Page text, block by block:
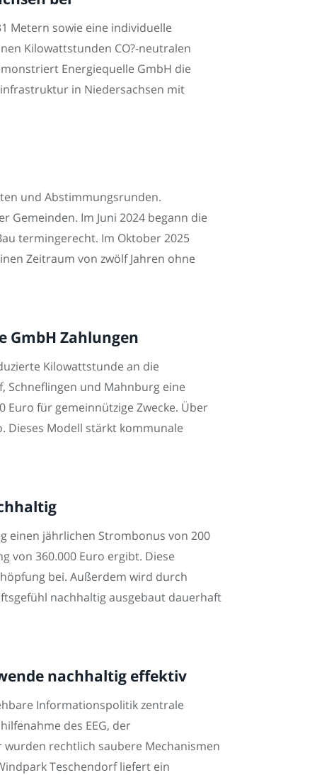
Metern sowie eine individuelle
Kilowattstunden CO?-neutralen
Energiequelle GmbH die
in Niedersachsen mit
und Abstimmungsrunden.
Gemeinden. Im Juni 2024 begann die
termingerecht. Im Oktober 2025
Zeitraum von zwölf Jahren ohne
GmbH Zahlungen
Kilowattstunde an die
und Mahnburg eine
Euro für gemeinnützige Zwecke. Über
Dieses Modell stärkt kommunale
einen jährlichen Strombonus von 200
von 360.000 Euro ergibt. Diese
bei. Außerdem wird durch
nachhaltig ausgebaut dauerhaft
nachhaltig effektiv
Informationspolitik zentrale
des EEG, der
rechtlich saubere Mechanismen
Teschendorf liefert ein